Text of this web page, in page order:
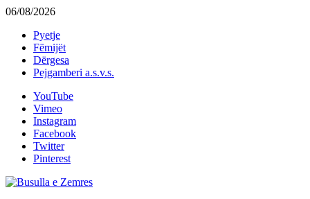
06/08/2026
Pyetje
Fëmijët
Dërgesa
Pejgamberi a.s.v.s.
YouTube
Vimeo
Instagram
Facebook
Twitter
Pinterest